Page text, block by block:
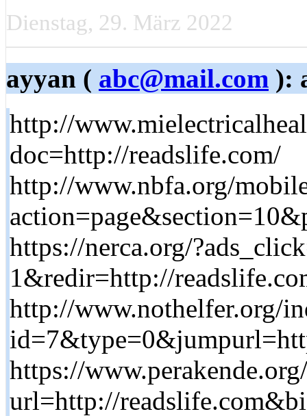
Dienstag, 29. März 2022
ayyan ( abc@mail.com ):
http://
doc=http://readslife.com/
http://www.nbfa.org/
https://nerca.org/
1&redir=http://
http://www.nothelfer.org/
https://
url=http://